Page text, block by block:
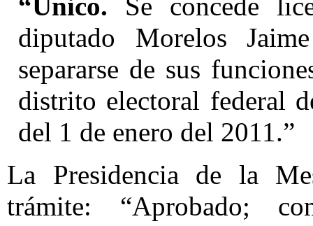
diputado Morelos
separarse de sus
distrito electoral federal
del 1 de enero del 2011.”
La Presidencia de la
trámite: “Aprobado;